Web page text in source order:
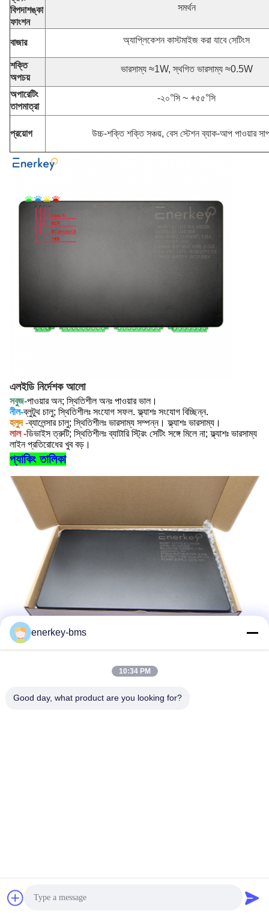
বিপদাশঙ্কা
ফাংশন
সমর্থন
বাজার অ্যাপ্লিকেশন কাস্টমাইজ করা যাবে সেটিংস
শক্তি
অপচয়
ভারসাম্য ≈1W, স্থগিত ভারসাম্য ≈0.5W
অপারেটিং
তাপমাত্রা
-২০°সি ~ +৫৫°সি
প্রয়োগ উচ্চ-শক্তি শক্তি সঞ্চয়, বেস স্টেশন ব্যাক-আপ পাওয়ার
এলইডি নির্দেশক আলো
সবুজ-পাওয়ার অন; স্থিতিশীল অনঃ পাওয়ার ভাল।
নীল-ব্লুটুথ চালু; স্থিতিশীলঃ সংযোগ সফল. ফ্ল্যাশঃ সংযোগ বিচ্ছিন্ন.
হলুদ -ব্যালেন্সার চালু; স্থিতিশীলঃ ভারসাম্য সম্পন্ন। ফ্ল্যাশঃ ভারসাম্য।
লাল -ডিভাইস ত্রুটি; স্থিতিশীলঃ ব্যাটারি স্ট্রিং সেটিং সঙ্গে মিলে না; ফ্ল্যাশঃ ভারসাম্য
লাইন প্রতিরোধের খুব বড়।
প্যাকিং তালিকা
ম্যানুয়াল ব্যবহার
enerkey-bms
10:34 PM
Good day, what product are you looking for?